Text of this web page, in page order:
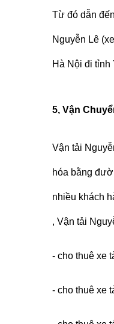
Từ đó dẫn
Nguyễn Lê (
Hà Nội đi tỉnh
5, Vận
Vận tải
hóa bằng
nhiều khách
, Vận tải
- cho thuê xe
- cho thuê xe